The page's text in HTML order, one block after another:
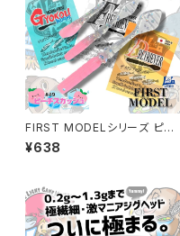
FIRST MODELシリーズ ピー
チスカッシュカラー 各種【レベロ
ク】
¥638